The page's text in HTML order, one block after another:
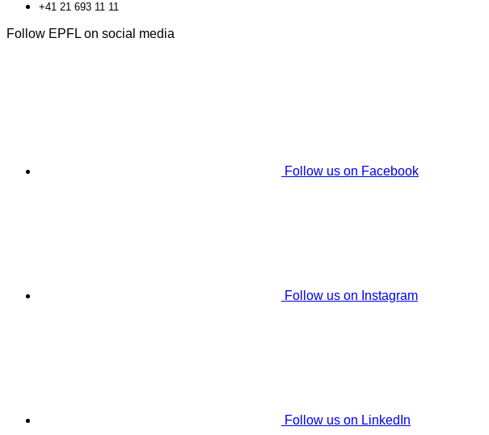
+41 21 693 11 11
Follow EPFL on social media
Follow us on Facebook
Follow us on Instagram
Follow us on LinkedIn